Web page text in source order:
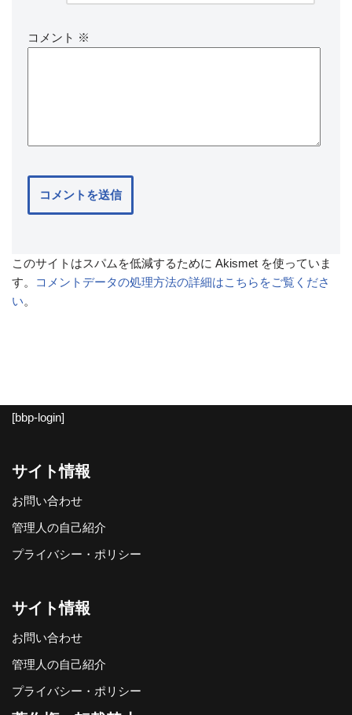
コメント ※
このサイトはスパムを低減するために Akismet を使っていま
す。
コメントデータの処理方法の詳細はこちらをご覧くださ
い。
[bbp-login]
サイト情報
お問い合わせ
管理人の自己紹介
プライバシー・ポリシー
サイト情報
お問い合わせ
管理人の自己紹介
プライバシー・ポリシー